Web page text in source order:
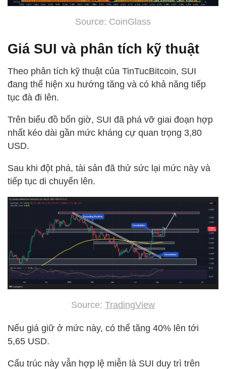
Source: CoinGlass
Giá SUI và phân tích kỹ thuật
Theo phân tích kỹ thuật của TinTucBitcoin, SUI
đang thể hiện xu hướng tăng và có khả năng tiếp
tục đà đi lên.
Trên biểu đồ bốn giờ, SUI đã phá vỡ giai đoạn hợp
nhất kéo dài gần mức kháng cự quan trọng 3,80
USD.
Sau khi đột phá, tài sản đã thử sức lại mức này và
tiếp tục di chuyển lên.
Source: TradingView
Nếu giá giữ ở mức này, có thể tăng 40% lên tới
5,65 USD.
Cấu trúc này vẫn hợp lệ miễn là SUI duy trì trên